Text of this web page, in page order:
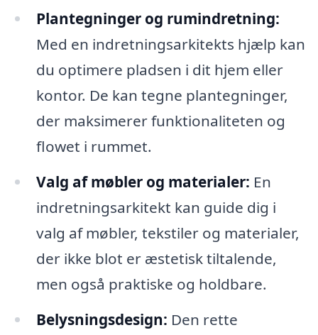
Plantegninger og rumindretning:
Med en indretningsarkitekts hjælp kan
du optimere pladsen i dit hjem eller
kontor. De kan tegne plantegninger,
der maksimerer funktionaliteten og
flowet i rummet.
Valg af møbler og materialer: En
indretningsarkitekt kan guide dig i
valg af møbler, tekstiler og materialer,
der ikke blot er æstetisk tiltalende,
men også praktiske og holdbare.
Belysningsdesign: Den rette